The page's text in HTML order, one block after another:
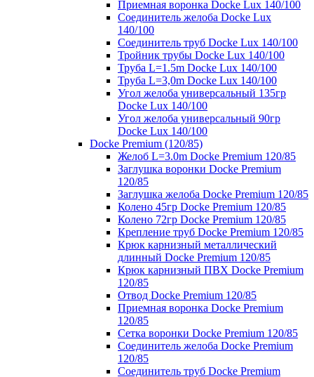
Приемная воронка Docke Lux 140/100
Соединитель желоба Docke Lux
140/100
Соединитель труб Docke Lux 140/100
Тройник трубы Docke Lux 140/100
Труба L=1.5m Docke Lux 140/100
Труба L=3,0m Docke Lux 140/100
Угол желоба универсальный 135гр
Docke Lux 140/100
Угол желоба универсальный 90гр
Docke Lux 140/100
Docke Premium (120/85)
Желоб L=3.0m Docke Premium 120/85
Заглушка воронки Docke Premium
120/85
Заглушка желоба Docke Premium 120/85
Колено 45гр Docke Premium 120/85
Колено 72гр Docke Premium 120/85
Крепление труб Docke Premium 120/85
Крюк карнизный металлический
длинный Docke Premium 120/85
Крюк карнизный ПВХ Docke Premium
120/85
Отвод Docke Premium 120/85
Приемная воронка Docke Premium
120/85
Сетка воронки Docke Premium 120/85
Соединитель желоба Docke Premium
120/85
Соединитель труб Docke Premium